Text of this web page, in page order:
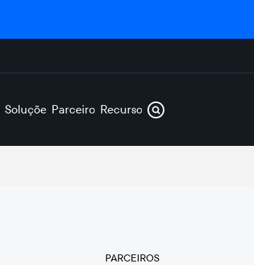
Soluções Parceiros Recursos
PARCEIROS